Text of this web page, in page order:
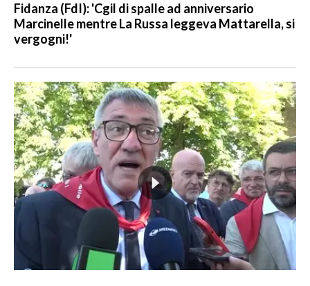
Fidanza (FdI): 'Cgil di spalle ad anniversario
Marcinelle mentre La Russa leggeva Mattarella, si
vergogni!'